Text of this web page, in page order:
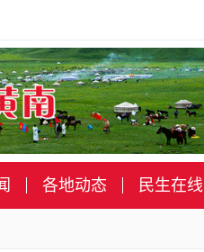
各地动态 民生在线